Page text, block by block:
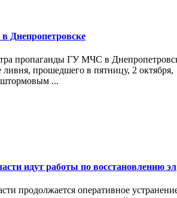
Днепропетровске
пропаганды ГУ МЧС в
ливня, прошедшего в пятницу, 2 октября,
штормовым ...
идут работы по восстановлению эл
продолжается оперативное